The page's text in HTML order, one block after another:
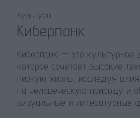
Культура
Киберпанк
Киберпанк — это культурное
которое сочетает высокие
низкую жизнь, исследуя
на человеческую природу и
визуальные и литературные